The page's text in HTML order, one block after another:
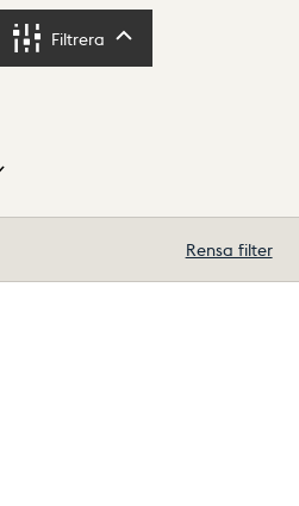
Filtrera
Rensa filter